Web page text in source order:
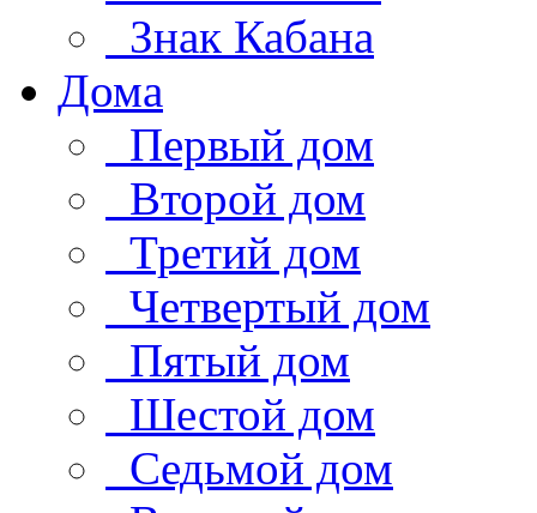
Знак Кабана
Дома
Первый дом
Второй дом
Третий дом
Четвертый дом
Пятый дом
Шестой дом
Седьмой дом